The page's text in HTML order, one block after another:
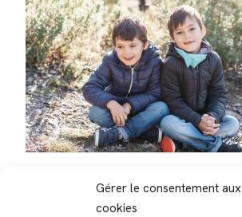
Gérer le consentement aux
cookies